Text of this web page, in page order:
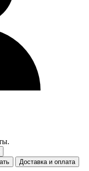
Доставка и оплата